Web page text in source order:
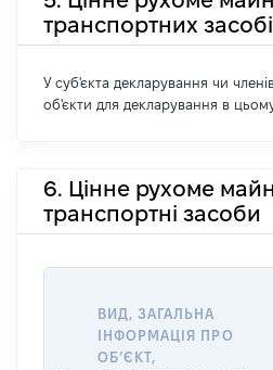
транспортних
У суб'єкта декларування чи членів
об'єкти для декларування в цьому
6. Цінне рухоме
транспортні засоби
ВИД, ЗАГАЛЬНА
ІНФОРМАЦІЯ ПРО
ОБʼЄКТ,